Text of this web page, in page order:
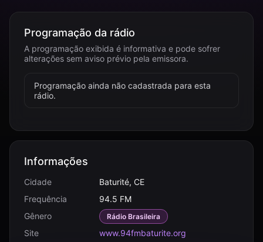
Programação da rádio
A programação exibida é informativa e pode sofrer
alterações sem aviso prévio pela emissora.
Programação ainda não cadastrada para esta
rádio.
Informações
Cidade
Baturité, CE
Frequência
94.5 FM
Gênero
Rádio Brasileira
Site
www.94fmbaturite.org